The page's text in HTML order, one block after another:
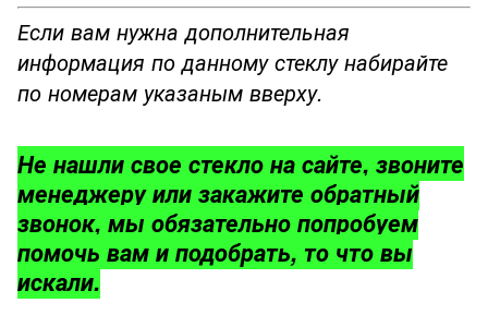
Если вам нужна дополнительная
информация по данному стеклу набирайте
по номерам указаным вверху.
Не нашли свое стекло на сайте, звоните
менеджеру или закажите обратный
звонок, мы обязательно попробуем
помочь вам и подобрать, то что вы
искали.